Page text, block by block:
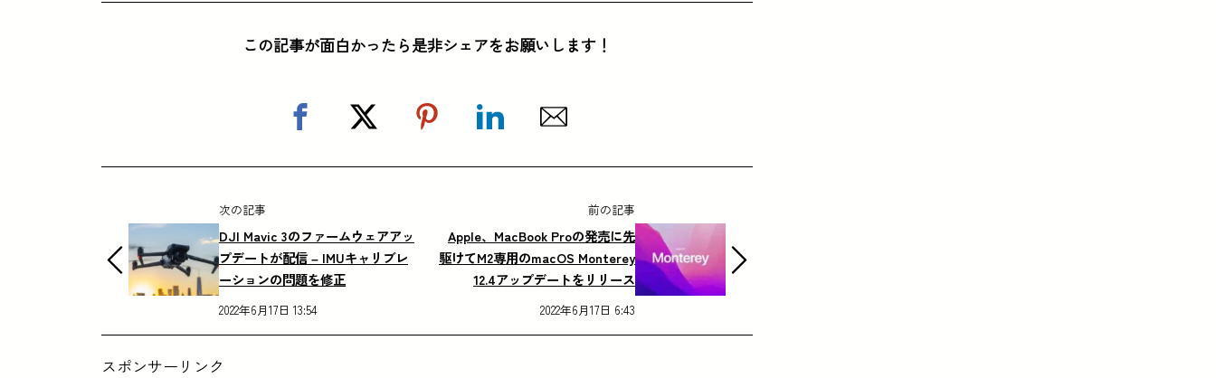
この記事が面白かったら是非シェアをお願いします！
次の記事
DJI Mavic 3のファームウェアアッ
プデートが配信 – IMUキャリブレ
ーションの問題を修正
2022年6月17日 13:54
前の記事
Apple、MacBook Proの発売に先
駆けてM2専用のmacOS Monterey
12.4アップデートをリリース
2022年6月17日 6:43
スポンサーリンク